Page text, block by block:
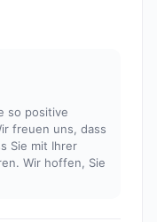
so positive
freuen uns, dass
Sie mit Ihrer
Wir hoffen, Sie